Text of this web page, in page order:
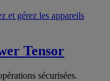
et gérez les appareils
Tensor
sécurisées.